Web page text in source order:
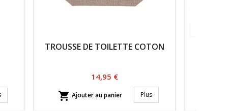
TROUSSE DE TOILETTE COTON
Prix
14,95 €
 Ajouter au panier Plus